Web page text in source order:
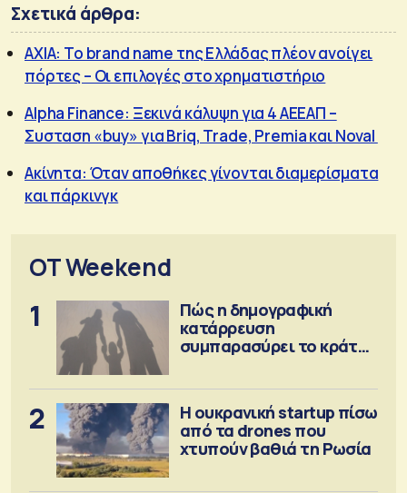
Σχετικά άρθρα:
ΑΧΙΑ: Το brand name της Ελλάδας πλέον ανοίγει
πόρτες – Οι επιλογές στο χρηματιστήριο
Alpha Finance: Ξεκινά κάλυψη για 4 ΑΕΕΑΠ –
Συσταση «buy» για Briq, Trade, Premia και Noval
Ακίνητα: Όταν αποθήκες γίνονται διαμερίσματα
και πάρκινγκ
OT Weekend
1
Πώς η δημογραφική
κατάρρευση
συμπαρασύρει το κράτος
2
Η ουκρανική startup πίσω
από τα drones που
χτυπούν βαθιά τη Ρωσία